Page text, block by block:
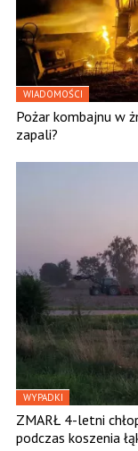
WIADOMOŚCI
Pożar kombajnu w
zapali?
WYPADKI
ZMARŁ 4-letni
podczas koszenia